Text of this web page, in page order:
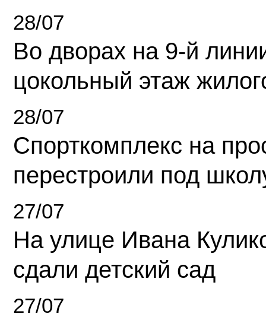
28/07
Во дворах на 9-й
цокольный этаж
28/07
Спорткомплекс на
перестроили под
27/07
На улице Ивана
сдали детский сад
27/07